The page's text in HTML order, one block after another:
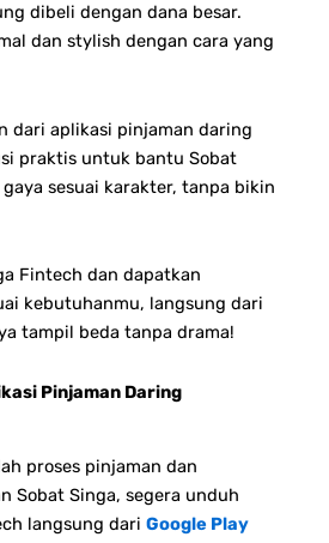
dibeli dengan dana besar.
dan stylish dengan cara yang
dari aplikasi pinjaman daring
praktis untuk bantu Sobat
sesuai karakter, tanpa bikin
Fintech dan dapatkan
kebutuhanmu, langsung dari
tampil beda tanpa drama!
Pinjaman Daring
proses pinjaman dan
Sobat Singa, segera unduh
langsung dari Google Play